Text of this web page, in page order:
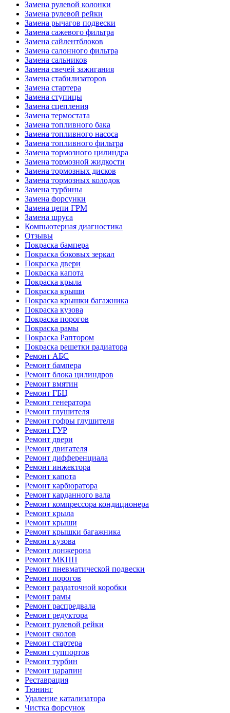
Замена рулевой колонки
Замена рулевой рейки
Замена рычагов подвески
Замена сажевого фильтра
Замена сайлентблоков
Замена салонного фильтра
Замена сальников
Замена свечей зажигания
Замена стабилизаторов
Замена стартера
Замена ступицы
Замена сцепления
Замена термостата
Замена топливного бака
Замена топливного насоса
Замена топливного фильтра
Замена тормозного цилиндра
Замена тормозной жидкости
Замена тормозных дисков
Замена тормозных колодок
Замена турбины
Замена форсунки
Замена цепи ГРМ
Замена шруса
Компьютерная диагностика
Отзывы
Покраска бампера
Покраска боковых зеркал
Покраска двери
Покраска капота
Покраска крыла
Покраска крыши
Покраска крышки багажника
Покраска кузова
Покраска порогов
Покраска рамы
Покраска Раптором
Покраска решетки радиатора
Ремонт АБС
Ремонт бампера
Ремонт блока цилиндров
Ремонт вмятин
Ремонт ГБЦ
Ремонт генератора
Ремонт глушителя
Ремонт гофры глушителя
Ремонт ГУР
Ремонт двери
Ремонт двигателя
Ремонт дифференциала
Ремонт инжектора
Ремонт капота
Ремонт карбюратора
Ремонт карданного вала
Ремонт компрессора кондиционера
Ремонт крыла
Ремонт крыши
Ремонт крышки багажника
Ремонт кузова
Ремонт лонжерона
Ремонт МКПП
Ремонт пневматической подвески
Ремонт порогов
Ремонт раздаточной коробки
Ремонт рамы
Ремонт распредвала
Ремонт редуктора
Ремонт рулевой рейки
Ремонт сколов
Ремонт стартера
Ремонт суппортов
Ремонт турбин
Ремонт царапин
Реставрация
Тюнинг
Удаление катализатора
Чистка форсунок